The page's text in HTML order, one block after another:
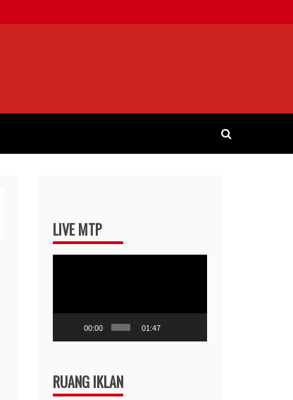
LIVE MTP
00:00 01:47
RUANG IKLAN